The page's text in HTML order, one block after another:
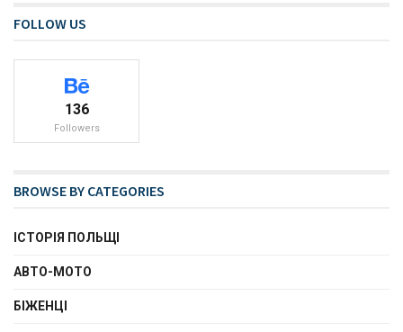
FOLLOW US
136
Followers
BROWSE BY CATEGORIES
ІСТОРІЯ ПОЛЬЩІ
АВТО-МОТО
БІЖЕНЦІ